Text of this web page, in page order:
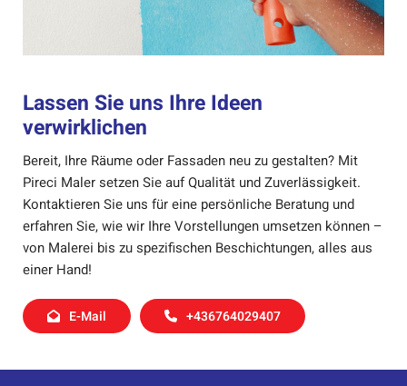
Lassen Sie uns Ihre Ideen
verwirklichen
Bereit, Ihre Räume oder Fassaden neu zu gestalten? Mit
Pireci Maler setzen Sie auf Qualität und Zuverlässigkeit.
Kontaktieren Sie uns für eine persönliche Beratung und
erfahren Sie, wie wir Ihre Vorstellungen umsetzen können –
von Malerei bis zu spezifischen Beschichtungen, alles aus
einer Hand!
E-Mail +436764029407